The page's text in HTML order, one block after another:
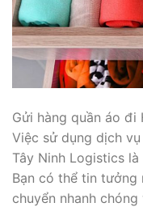
Gửi hàng quần áo đi
Việc sử dụng dịch
Tây Ninh Logistics
Bạn có thể tin tưởng
chuyển nhanh